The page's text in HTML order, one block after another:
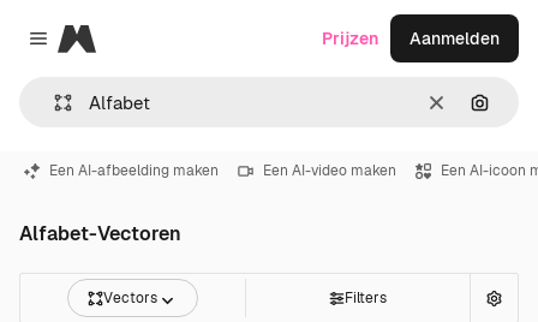
Close menu
Magnific
Wissen
Prijzen Aanmelden
Een AI-afbeelding maken Een AI-video maken Een AI-icoon
Alfabet-Vectoren
Vectors Filters